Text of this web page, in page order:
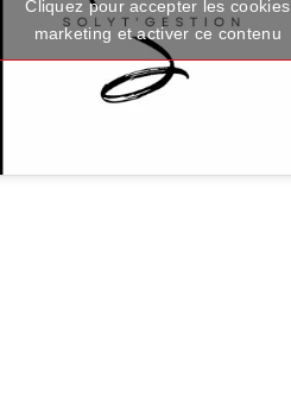
Cliquez pour accepter les cookies
marketing et activer ce contenu